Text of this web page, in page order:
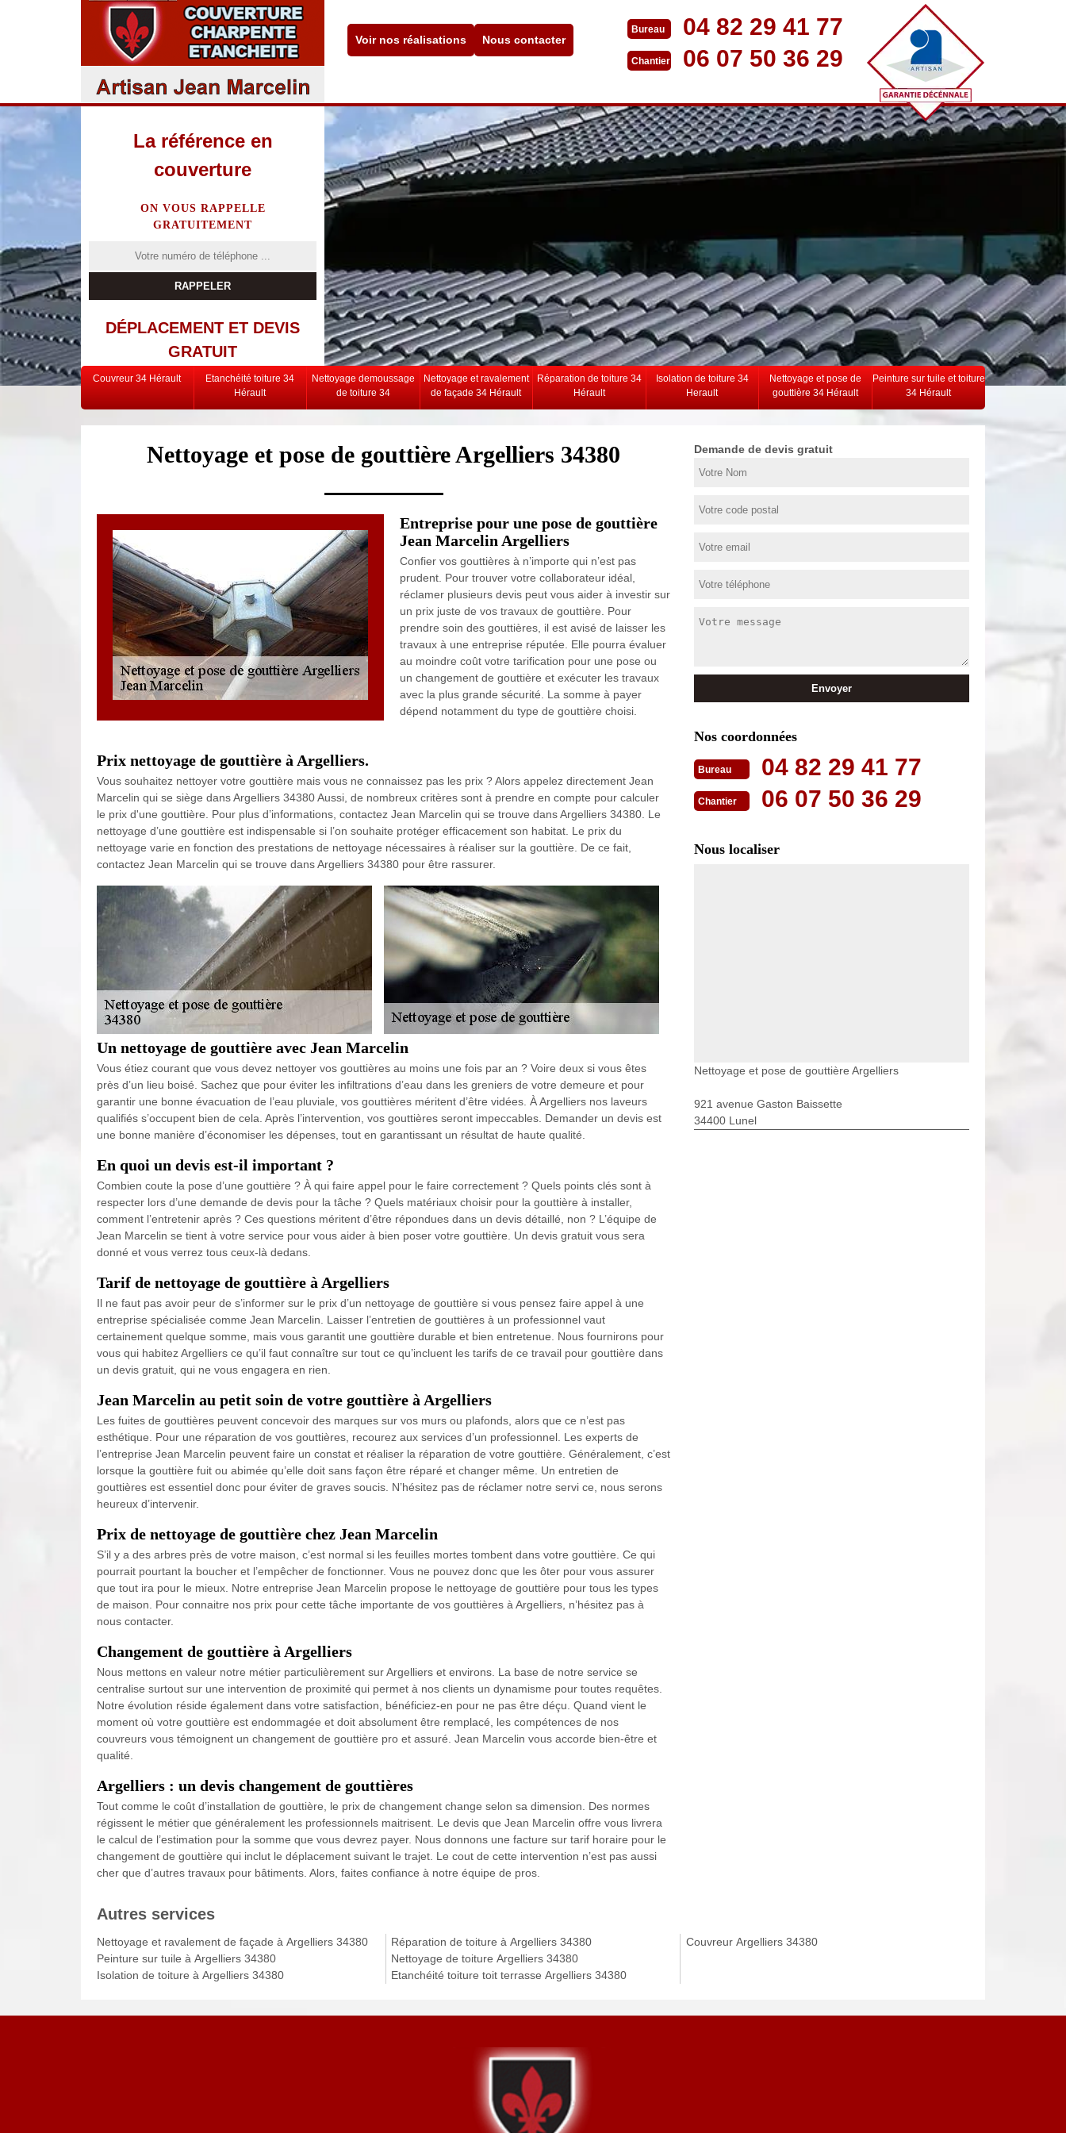
Voir nos réalisations Nous contacter
Bureau 04 82 29 41 77
Chantier 06 07 50 36 29
La référence en
couverture
ON VOUS RAPPELLE
GRATUITEMENT
DÉPLACEMENT ET DEVIS
GRATUIT
Couvreur 34 Hérault
Etanchéité toiture 34
Hérault
Nettoyage demoussage
de toiture 34
Nettoyage et ravalement
de façade 34 Hérault
Réparation de toiture 34
Hérault
Isolation de toiture 34
Herault
Nettoyage et pose de
gouttière 34 Hérault
Peinture sur tuile et toiture
34 Hérault
Nettoyage et pose de gouttière Argelliers 34380
Entreprise pour une pose de gouttière
Jean Marcelin Argelliers
Confier vos gouttières à n’importe qui n’est pas
prudent. Pour trouver votre collaborateur idéal,
réclamer plusieurs devis peut vous aider à investir sur
un prix juste de vos travaux de gouttière. Pour
prendre soin des gouttières, il est avisé de laisser les
travaux à une entreprise réputée. Elle pourra évaluer
au moindre coût votre tarification pour une pose ou
un changement de gouttière et exécuter les travaux
avec la plus grande sécurité. La somme à payer
dépend notamment du type de gouttière choisi.
Prix nettoyage de gouttière à Argelliers.
Vous souhaitez nettoyer votre gouttière mais vous ne connaissez pas les prix ? Alors appelez directement Jean
Marcelin qui se siège dans Argelliers 34380 Aussi, de nombreux critères sont à prendre en compte pour calculer
le prix d'une gouttière. Pour plus d’informations, contactez Jean Marcelin qui se trouve dans Argelliers 34380. Le
nettoyage d’une gouttière est indispensable si l’on souhaite protéger efficacement son habitat. Le prix du
nettoyage varie en fonction des prestations de nettoyage nécessaires à réaliser sur la gouttière. De ce fait,
contactez Jean Marcelin qui se trouve dans Argelliers 34380 pour être rassurer.
Un nettoyage de gouttière avec Jean Marcelin
Vous étiez courant que vous devez nettoyer vos gouttières au moins une fois par an ? Voire deux si vous êtes
près d’un lieu boisé. Sachez que pour éviter les infiltrations d’eau dans les greniers de votre demeure et pour
garantir une bonne évacuation de l’eau pluviale, vos gouttières méritent d’être vidées. À Argelliers nos laveurs
qualifiés s’occupent bien de cela. Après l’intervention, vos gouttières seront impeccables. Demander un devis est
une bonne manière d’économiser les dépenses, tout en garantissant un résultat de haute qualité.
En quoi un devis est-il important ?
Combien coute la pose d’une gouttière ? À qui faire appel pour le faire correctement ? Quels points clés sont à
respecter lors d’une demande de devis pour la tâche ? Quels matériaux choisir pour la gouttière à installer,
comment l’entretenir après ? Ces questions méritent d’être répondues dans un devis détaillé, non ? L’équipe de
Jean Marcelin se tient à votre service pour vous aider à bien poser votre gouttière. Un devis gratuit vous sera
donné et vous verrez tous ceux-là dedans.
Tarif de nettoyage de gouttière à Argelliers
Il ne faut pas avoir peur de s’informer sur le prix d’un nettoyage de gouttière si vous pensez faire appel à une
entreprise spécialisée comme Jean Marcelin. Laisser l’entretien de gouttières à un professionnel vaut
certainement quelque somme, mais vous garantit une gouttière durable et bien entretenue. Nous fournirons pour
vous qui habitez Argelliers ce qu’il faut connaître sur tout ce qu’incluent les tarifs de ce travail pour gouttière dans
un devis gratuit, qui ne vous engagera en rien.
Jean Marcelin au petit soin de votre gouttière à Argelliers
Les fuites de gouttières peuvent concevoir des marques sur vos murs ou plafonds, alors que ce n’est pas
esthétique. Pour une réparation de vos gouttières, recourez aux services d’un professionnel. Les experts de
l’entreprise Jean Marcelin peuvent faire un constat et réaliser la réparation de votre gouttière. Généralement, c’est
lorsque la gouttière fuit ou abimée qu’elle doit sans façon être réparé et changer même. Un entretien de
gouttières est essentiel donc pour éviter de graves soucis. N’hésitez pas de réclamer notre servi ce, nous serons
heureux d’intervenir.
Prix de nettoyage de gouttière chez Jean Marcelin
S’il y a des arbres près de votre maison, c’est normal si les feuilles mortes tombent dans votre gouttière. Ce qui
pourrait pourtant la boucher et l’empêcher de fonctionner. Vous ne pouvez donc que les ôter pour vous assurer
que tout ira pour le mieux. Notre entreprise Jean Marcelin propose le nettoyage de gouttière pour tous les types
de maison. Pour connaitre nos prix pour cette tâche importante de vos gouttières à Argelliers, n’hésitez pas à
nous contacter.
Changement de gouttière à Argelliers
Nous mettons en valeur notre métier particulièrement sur Argelliers et environs. La base de notre service se
centralise surtout sur une intervention de proximité qui permet à nos clients un dynamisme pour toutes requêtes.
Notre évolution réside également dans votre satisfaction, bénéficiez-en pour ne pas être déçu. Quand vient le
moment où votre gouttière est endommagée et doit absolument être remplacé, les compétences de nos
couvreurs vous témoignent un changement de gouttière pro et assuré. Jean Marcelin vous accorde bien-être et
qualité.
Argelliers : un devis changement de gouttières
Tout comme le coût d’installation de gouttière, le prix de changement change selon sa dimension. Des normes
régissent le métier que généralement les professionnels maitrisent. Le devis que Jean Marcelin offre vous livrera
le calcul de l’estimation pour la somme que vous devrez payer. Nous donnons une facture sur tarif horaire pour le
changement de gouttière qui inclut le déplacement suivant le trajet. Le cout de cette intervention n’est pas aussi
cher que d’autres travaux pour bâtiments. Alors, faites confiance à notre équipe de pros.
Demande de devis gratuit
Nos coordonnées
Bureau 04 82 29 41 77
Chantier 06 07 50 36 29
Nous localiser
Nettoyage et pose de gouttière Argelliers
921 avenue Gaston Baissette
34400 Lunel
Autres services
Nettoyage et ravalement de façade à Argelliers 34380
Peinture sur tuile à Argelliers 34380
Isolation de toiture à Argelliers 34380
Réparation de toiture à Argelliers 34380
Nettoyage de toiture Argelliers 34380
Etanchéité toiture toit terrasse Argelliers 34380
Couvreur Argelliers 34380